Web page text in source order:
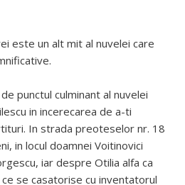
este un alt mit al nuvelei care
punctul culminant al nuvelei
in incerecarea de a-ti
In strada preoteselor nr. 18
in locul doamnei Voitinovici
iar despre Otilia alfa ca
se casatorise cu inventatorul